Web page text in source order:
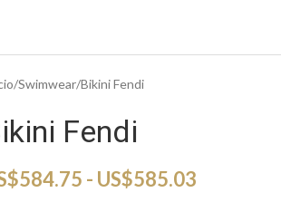
Swimwear Bikini Fendi
Fendi
584.75 - US$585.03